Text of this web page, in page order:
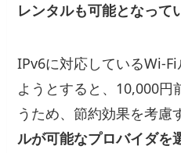
レンタルも可能となって
IPv6に対応しているWi-
ようとすると、10,000円
うため、節約効果を考慮
ルが可能なプロバイダを